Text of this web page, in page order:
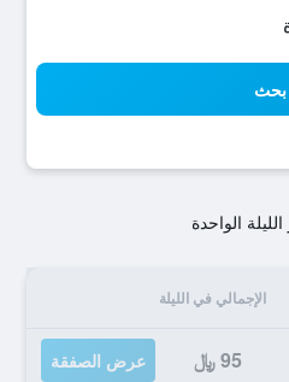
بحث
الواحدة
الإجمالي في الليلة
95 ﷼ عرض الصفقة